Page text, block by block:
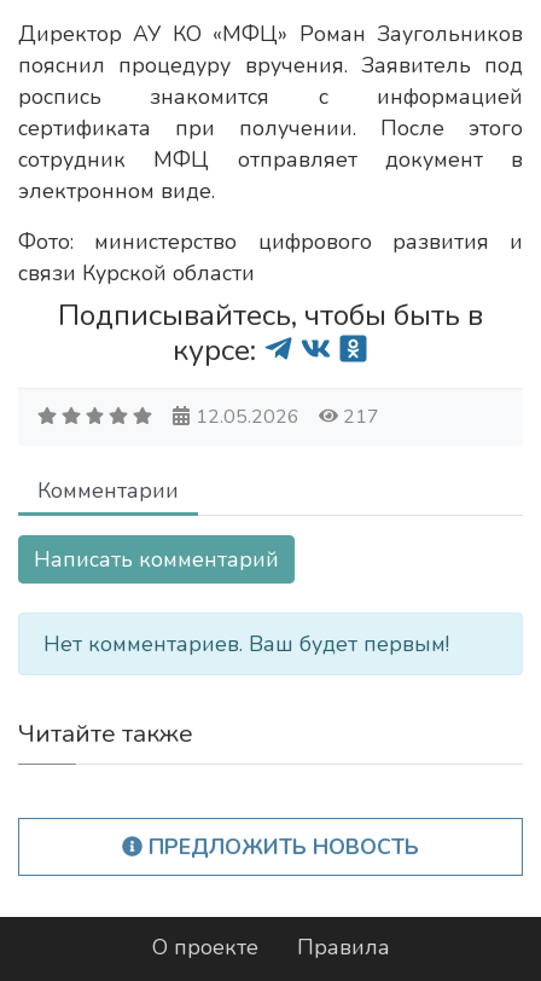
Директор АУ КО «МФЦ» Роман Заугольников
пояснил процедуру вручения. Заявитель под
роспись знакомится с информацией
сертификата при получении. После этого
сотрудник МФЦ отправляет документ в
электронном виде.
Фото: министерство цифрового развития и
связи Курской области
Подписывайтесь, чтобы быть в
курсе:
12.05.2026 217
Комментарии
Написать комментарий
Нет комментариев. Ваш будет первым!
Читайте также
ПРЕДЛОЖИТЬ НОВОСТЬ
О проекте
Правила